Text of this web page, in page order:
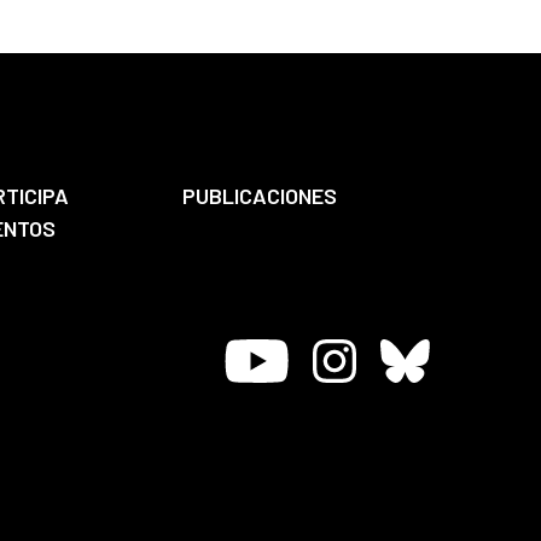
PUBLICACIONES
Youtube InstagramBluesky